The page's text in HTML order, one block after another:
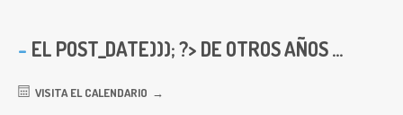
EL POST_DATE))); ?> DE OTROS AÑOS ...
VISITA EL CALENDARIO